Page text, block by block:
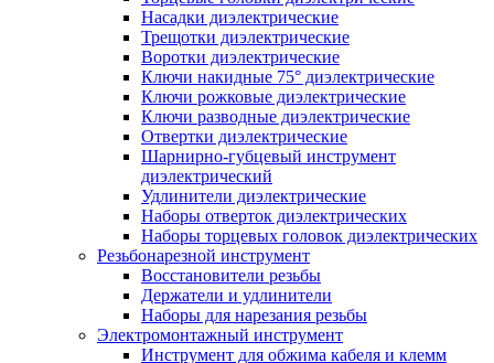
Насадки диэлектрические
Трещотки диэлектрические
Воротки диэлектрические
Ключи накидные 75° диэлектрические
Ключи рожковые диэлектрические
Ключи разводные диэлектрические
Отвертки диэлектрические
Шарнирно-губцевый инструмент
диэлектрический
Удлинители диэлектрические
Наборы отверток диэлектрических
Наборы торцевых головок диэлектрических
Резьбонарезной инструмент
Восстановители резьбы
Держатели и удлинители
Наборы для нарезания резьбы
Электромонтажный инструмент
Инструмент для обжима кабеля и клемм